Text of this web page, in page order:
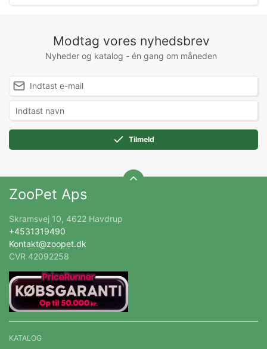
Modtag vores nyhedsbrev
Nyheder og katalog - én gang om måneden
Tilmeld
ZooPet Aps
Skramsvej 10, 4622 Havdrup
+4531319490
Kontakt@zoopet.dk
CVR 42092258
KATALOG